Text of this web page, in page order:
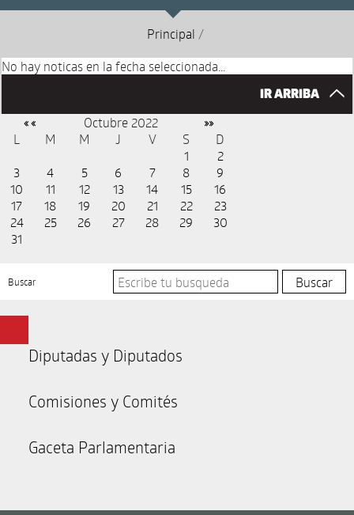
Principal /
No hay noticas en la fecha seleccionada...
IR ARRIBA
« « Octubre 2022 »»
L M M J V S
D
1
2
3
4 5 6 7 8
9
10
11 12 13 14 15
16
17
18 19 20 21 22
23
24
25 26 27 28 29
30
31
Buscar
Diputadas y Diputados
Comisiones y Comités
Gaceta Parlamentaria